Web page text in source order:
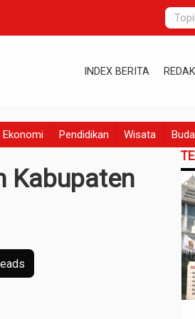
INDEX BERITA
Ekonomi Pendidikan Wisata
Kabupaten